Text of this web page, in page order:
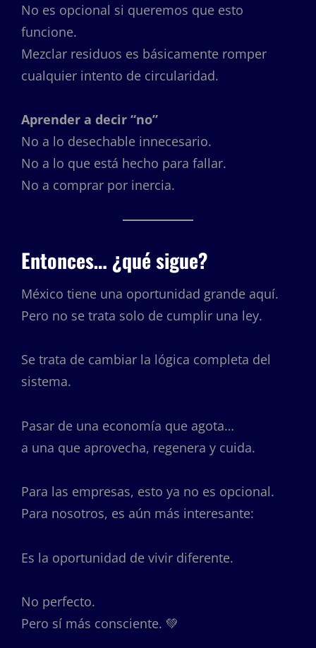
No es opcional si queremos que esto
funcione.
Mezclar residuos es básicamente romper
cualquier intento de circularidad.
Aprender a decir “no”
No a lo desechable innecesario.
No a lo que está hecho para fallar.
No a comprar por inercia.
Entonces… ¿qué sigue?
México tiene una oportunidad grande aquí.
Pero no se trata solo de cumplir una ley.
Se trata de cambiar la lógica completa del
sistema.
Pasar de una economía que agota…
a una que aprovecha, regenera y cuida.
Para las empresas, esto ya no es opcional.
Para nosotros, es aún más interesante:
Es la oportunidad de vivir diferente.
No perfecto.
Pero sí más consciente. 💚